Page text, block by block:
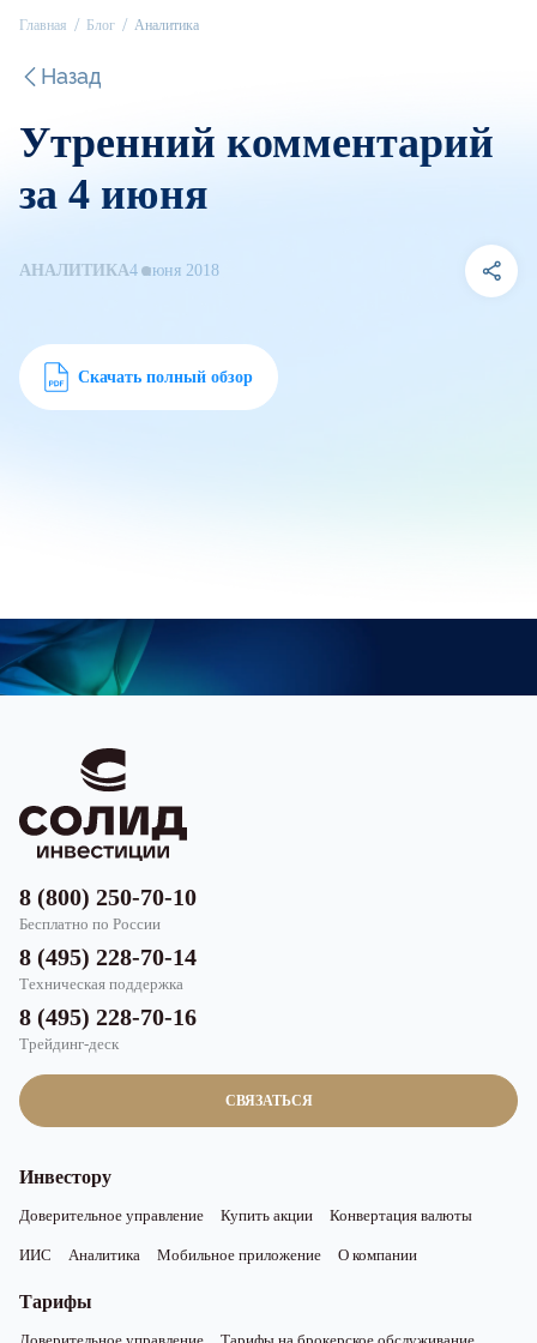
Главная Блог Аналитика
Назад
Утренний комментарий
за 4 июня
АНАЛИТИКА4 июня 2018
Скачать полный обзор
СВЯЗАТЬСЯ
8 (800) 250-70-10
Бесплатно по России
8 (495) 228-70-14
Техническая поддержка
8 (495) 228-70-16
Трейдинг-деск
Инвестору
Доверительное управление Купить акции Конвертация валюты
ИИС Аналитика Мобильное приложение О компании
Тарифы